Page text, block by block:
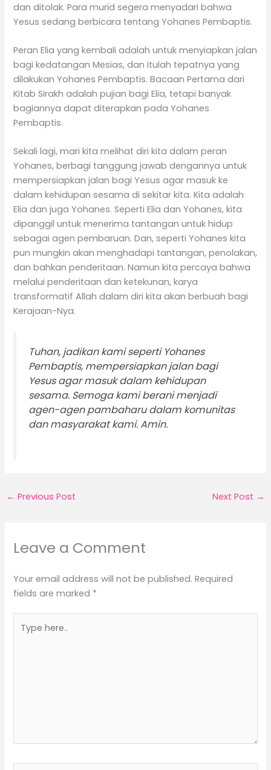
dan ditolak. Para murid segera menyadari bahwa
Yesus sedang berbicara tentang Yohanes Pembaptis.
Peran Elia yang kembali adalah untuk menyiapkan jalan
bagi kedatangan Mesias, dan itulah tepatnya yang
dilakukan Yohanes Pembaptis. Bacaan Pertama dari
Kitab Sirakh adalah pujian bagi Elia, tetapi banyak
bagiannya dapat diterapkan pada Yohanes
Pembaptis.
Sekali lagi, mari kita melihat diri kita dalam peran
Yohanes, berbagi tanggung jawab dengannya untuk
mempersiapkan jalan bagi Yesus agar masuk ke
dalam kehidupan sesama di sekitar kita. Kita adalah
Elia dan juga Yohanes. Seperti Elia dan Yohanes, kita
dipanggil untuk menerima tantangan untuk hidup
sebagai agen pembaruan. Dan, seperti Yohanes kita
pun mungkin akan menghadapi tantangan, penolakan,
dan bahkan penderitaan. Namun kita percaya bahwa
melalui penderitaan dan ketekunan, karya
transformatif Allah dalam diri kita akan berbuah bagi
Kerajaan-Nya.
Tuhan, jadikan kami seperti Yohanes
Pembaptis, mempersiapkan jalan bagi
Yesus agar masuk dalam kehidupan
sesama. Semoga kami berani menjadi
agen-agen pambaharu dalam komunitas
dan masyarakat kami. Amin.
← Previous Post Next Post →
Leave a Comment
Your email address will not be published. Required
fields are marked *
here..